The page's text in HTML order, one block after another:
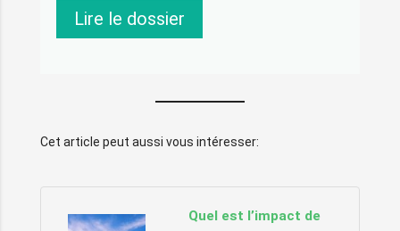
Lire le dossier
Cet article peut aussi vous intéresser:
Quel est l’impact de